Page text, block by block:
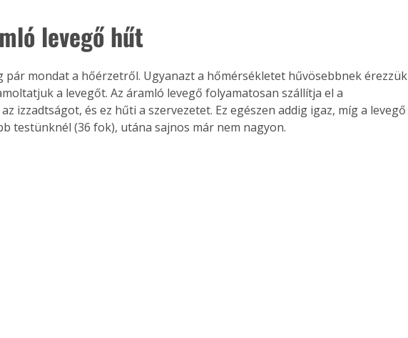
levegő hűt
pár mondat a hőérzetről. Ugyanazt a hőmérsékletet hűvösebbnek érezzük
a levegőt. Az áramló levegő folyamatosan szállítja el a
izzadtságot, és ez hűti a szervezetet. Ez egészen addig igaz, míg a levegő
testünknél (36 fok), utána sajnos már nem nagyon.